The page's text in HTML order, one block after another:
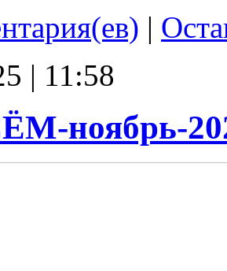
|
| 11:58
ноябрь-